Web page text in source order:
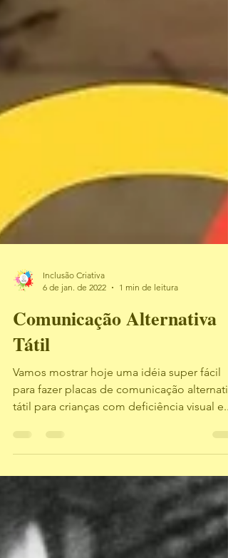
6 de jan. de 2022
1 min de leitura
Comunicação Alternativa
Tátil
Vamos mostrar hoje uma idéia super fácil
para fazer placas de comunicação